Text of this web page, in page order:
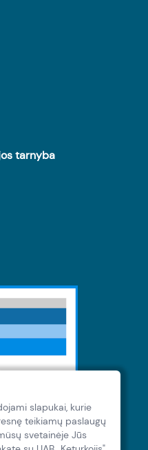
slapukai, kurie
teikiamų paslaugų
svetainėje Jūs
tarnyba